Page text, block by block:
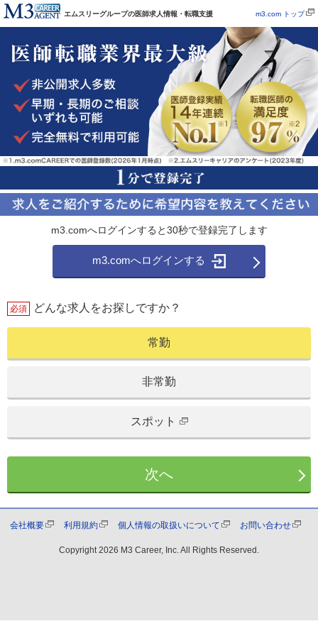
エムスリーグループの医師求人情報・転職支援 m3.com トップ
m3.comへログインすると30秒で登録完了します
m3.comへログインする
必須 どんな求人をお探しですか？
常勤
非常勤
スポット
次へ
Copyright2026 M3 Career, Inc. All Rights Reserved.
会社概要 利用規約 個人情報の取扱いについて お問い合わせ